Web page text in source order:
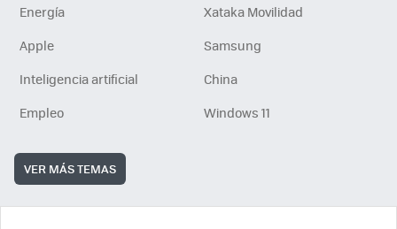
Energía
Xataka Movilidad
Apple
Samsung
Inteligencia artificial
China
Empleo
Windows 11
VER MÁS TEMAS